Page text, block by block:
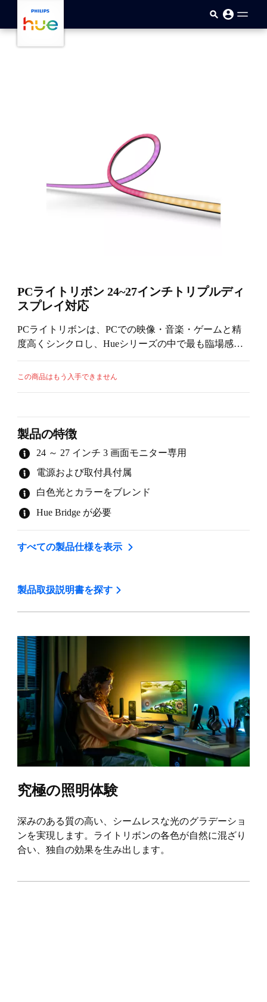
PCライトリボン 24~27インチトリプルディ
スプレイ対応
PCライトリボンは、PCでの映像・音楽・ゲームと精
度高くシンクロし、Hueシリーズの中で最も臨場感・
ティング製品です。 *24～27インチのトリプルディス
Box」は不要です。
この商品はもう入手できません
製品の特徴
24 ～ 27 インチ 3 画面モニター専用
電源および取付具付属
白色光とカラーをブレンド
Hue Bridge が必要
すべての製品仕様を表示
製品取扱説明書を探す
究極の照明体験
深みのある質の高い、シームレスな光のグラデーショ
ンを実現します。ライトリボンの各色が自然に混ざり
合い、独自の効果を生み出します。